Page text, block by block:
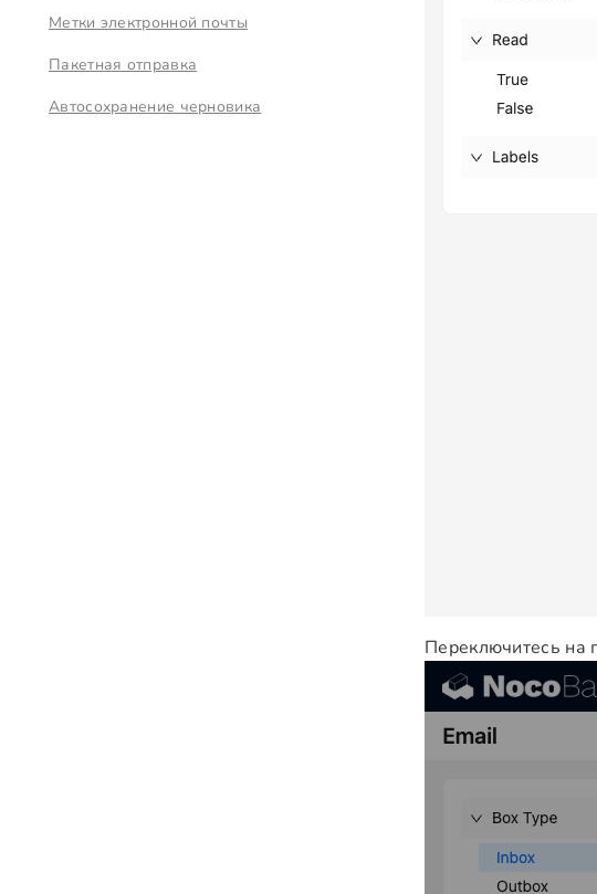
Метки электронной почты
Пакетная отправка
Автосохранение черновика
Переключитесь на